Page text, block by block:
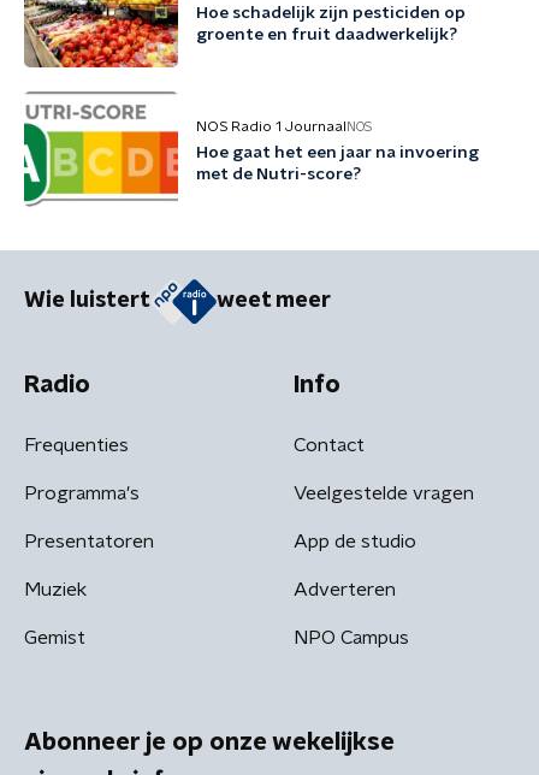
Hoe schadelijk zijn pesticiden op
groente en fruit daadwerkelijk?
NOS Radio 1 Journaal NOS
Hoe gaat het een jaar na invoering
met de Nutri-score?
Wie luistert weet meer
Radio
Frequenties
Programma's
Presentatoren
Muziek
Gemist
Info
Contact
Veelgestelde vragen
App de studio
Adverteren
NPO Campus
Abonneer je op onze wekelijkse